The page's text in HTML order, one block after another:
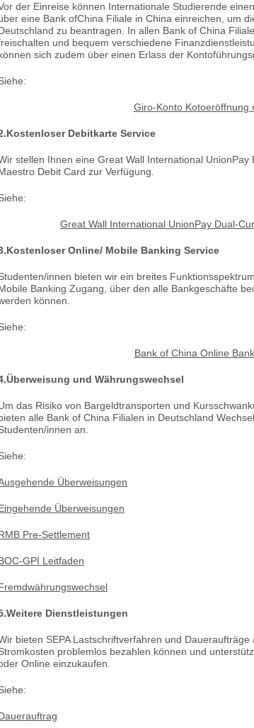
der Einreise können Internationale Studierende
eine Bank ofChina Filiale in China einreichen, um
zu beantragen. In allen Bank of China
und bequem verschiedene
sich zudem über einen Erlass der
Giro-Konto Kotoeröffnung
Debitkarte Service
stellen Ihnen eine Great Wall International
Debit Card zur Verfügung.
Great Wall International UnionPay Dual-
Online/ Mobile Banking Service
innen bieten wir ein breites
Banking Zugang, über den alle Bankgeschäfte
können.
Bank of China Online
und Währungswechsel
das Risiko von Bargeldtransporten und
alle Bank of China Filialen in Deutschland
innen an.
Überweisungen
Überweisungen
Pre-Settlement
GPI Leitfaden
Dienstleistungen
bieten SEPA Lastschriftverfahren und
problemlos bezahlen können und
Online einzukaufen.